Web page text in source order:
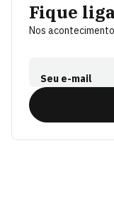
Fique
Nos
Seu e-mail